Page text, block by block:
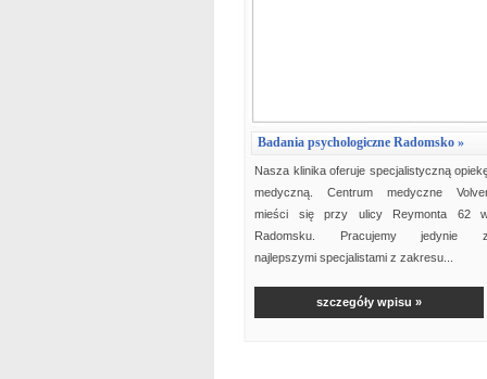
Badania psychologiczne Radomsko »
Nasza klinika oferuje specjalistyczną
medyczną. Centrum medyczne
mieści się przy ulicy Reymonta 62
Radomsku. Pracujemy jedynie
najlepszymi specjalistami z zakresu...
szczegóły wpisu »